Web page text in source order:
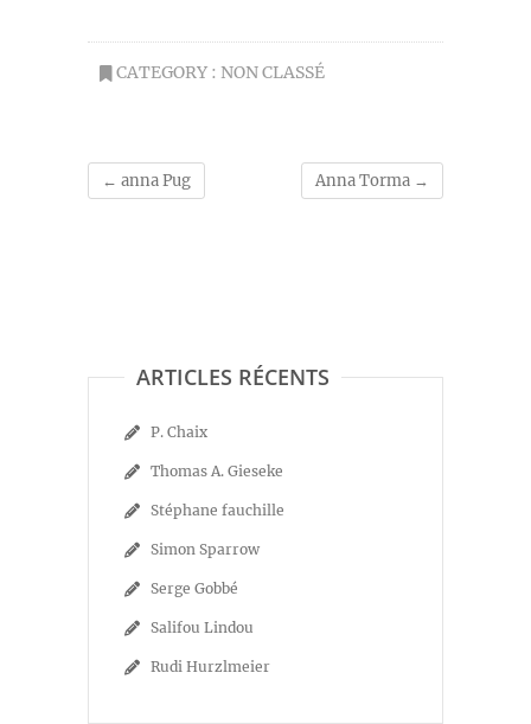
CATEGORY : NON CLASSÉ
← anna Pug Anna Torma →
ARTICLES RÉCENTS
P. Chaix
Thomas A. Gieseke
Stéphane fauchille
Simon Sparrow
Serge Gobbé
Salifou Lindou
Rudi Hurzlmeier